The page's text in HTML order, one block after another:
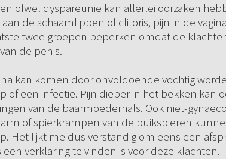
ofwel dyspareunie kan allerlei oorzaken
de schaamlippen of clitoris, pijn in de
twee groepen beperken omdat de
de penis.
kan komen door onvoldoende vochtig
of een infectie. Pijn dieper in het bekken kan
van de baarmoederhals. Ook niet-
of spierkrampen van de buikspieren
Het lijkt me dus verstandig om eens een
een verklaring te vinden is voor deze klachten.